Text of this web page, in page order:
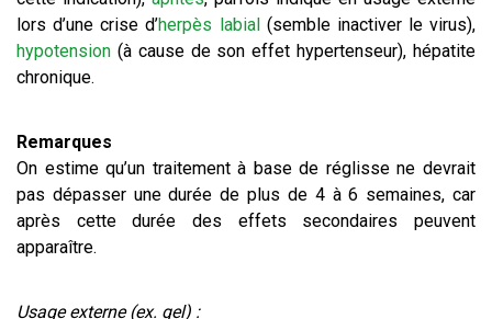
lors d’une crise d’herpès labial(semble inactiver le virus),
hypotension (à cause de son effet hypertenseur), hépatite
chronique.
Remarques
On estime qu’un traitement à base de réglisse ne devrait
pas dépasser une durée de plus de 4 à 6 semaines, car
après cette durée des effets secondaires peuvent
apparaître.
Usage externe (ex. gel) :